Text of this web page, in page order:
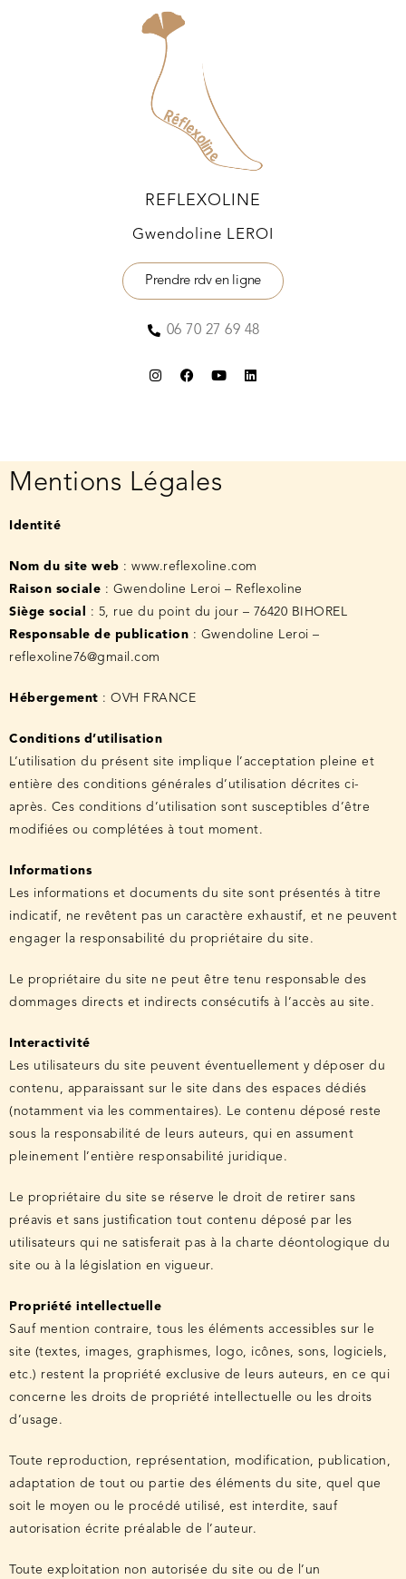
REFLEXOLINE
Gwendoline LEROI
Prendre rdv en ligne
06 70 27 69 48
Mentions Légales
Identité
Nom du site web : www.reflexoline.com
Raison sociale : Gwendoline Leroi – Reflexoline
Siège social
: 5, rue du point du jour – 76420 BIHOREL
Responsable de publication : Gwendoline Leroi –
reflexoline76@gmail.com
Hébergement : OVH FRANCE
Conditions d’utilisation
L’utilisation du présent site implique l’acceptation pleine et
entière des conditions générales d’utilisation décrites ci-
après. Ces conditions d’utilisation sont susceptibles d’être
modifiées ou complétées à tout moment.
Informations
Les informations et documents du site sont présentés à titre
indicatif, ne revêtent pas un caractère exhaustif, et ne peuvent
engager la responsabilité du propriétaire du site.
Le propriétaire du site ne peut être tenu responsable des
dommages directs et indirects consécutifs à l’accès au site.
Interactivité
Les utilisateurs du site peuvent éventuellement y déposer du
contenu, apparaissant sur le site dans des espaces dédiés
(notamment via les commentaires). Le contenu déposé reste
sous la responsabilité de leurs auteurs, qui en assument
pleinement l’entière responsabilité juridique.
Le propriétaire du site se réserve le droit de retirer sans
préavis et sans justification tout contenu déposé par les
utilisateurs qui ne satisferait pas à la charte déontologique du
site ou à la législation en vigueur.
Propriété intellectuelle
Sauf mention contraire, tous les éléments accessibles sur le
site (textes, images, graphismes, logo, icônes, sons, logiciels,
etc.) restent la propriété exclusive de leurs auteurs, en ce qui
concerne les droits de propriété intellectuelle ou les droits
d’usage.
Toute reproduction, représentation, modification, publication,
adaptation de tout ou partie des éléments du site, quel que
soit le moyen ou le procédé utilisé, est interdite, sauf
autorisation écrite préalable de l’auteur.
Toute exploitation non autorisée du site ou de l’un